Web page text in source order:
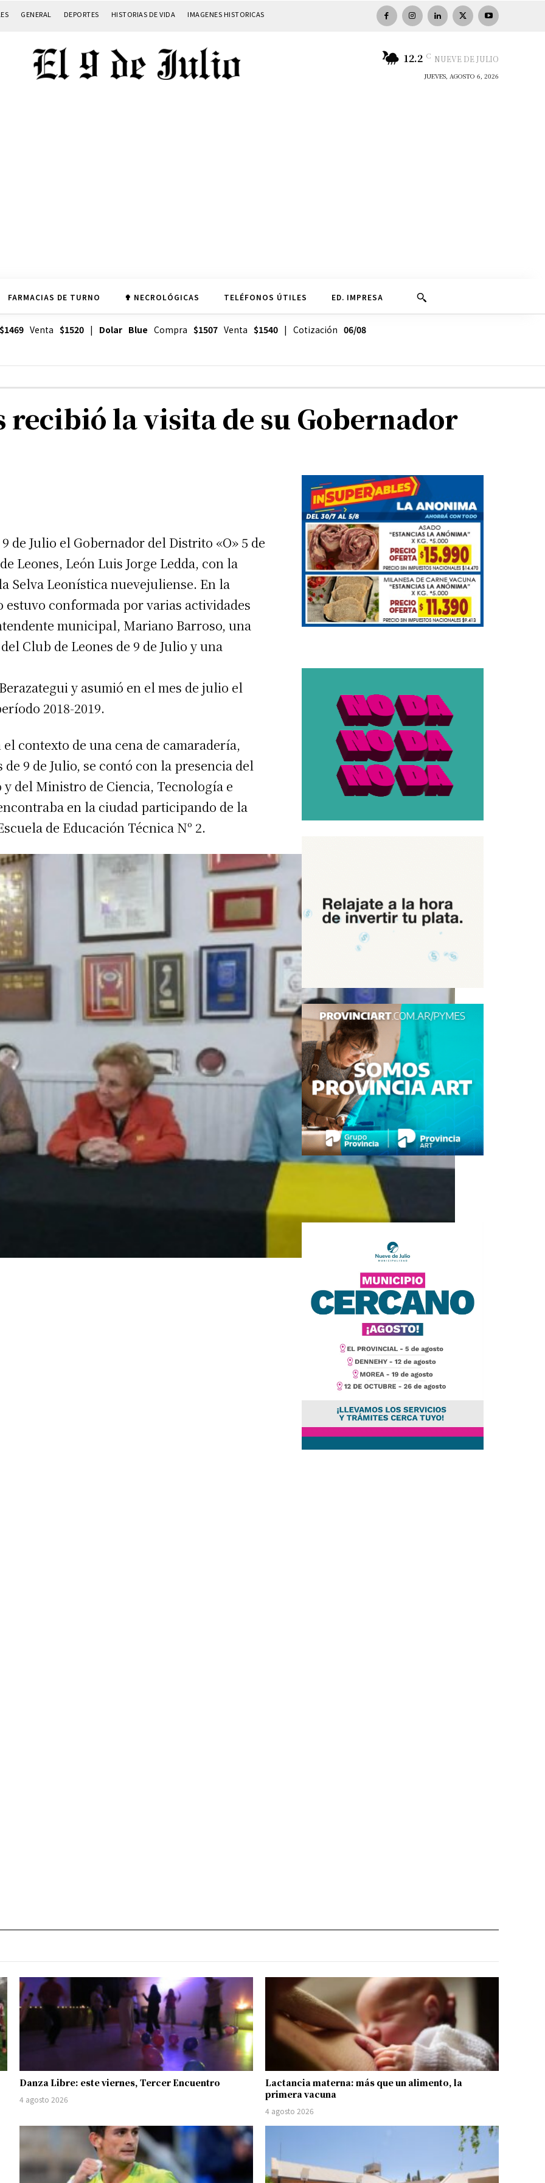
GENERAL DEPORTES HISTORIAS DE VIDA IMAGENES HISTORICAS
12.2 C NUEVE DE JULIO
JUEVES, AGOSTO 6, 2026
FARMACIAS DE TURNO ✟ NECROLÓGICAS TELÉFONOS ÚTILES ED. IMPRESA
$1469Venta $1520| Dolar Blue Compra $1507Venta $1540| Cotización 06/08
recibió la visita de su Gobernador
de Julio el Gobernador del Distrito «O» 5 de
Leones, León Luis Jorge Ledda, con la
Selva Leonística nuevejuliense. En la
conformada por varias actividades
municipal, Mariano Barroso, una
Club de Leones de 9 de Julio y una
y asumió en el mes de julio el
2018-2019.
contexto de una cena de camaradería,
9 de Julio, se contó con la presencia del
del Ministro de Ciencia, Tecnología e
en la ciudad participando de la
de Educación Técnica Nº 2.
Danza Libre: este viernes, Tercer Encuentro
4 agosto 2026
Lactancia materna: más que un alimento, la
primera vacuna
4 agosto 2026